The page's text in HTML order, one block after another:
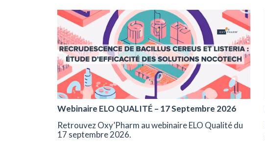
Webinaire ELO QUALITÉ – 17 Septembre 2026
Retrouvez Oxy’Pharm au webinaire ELO Qualité du
17 septembre 2026.